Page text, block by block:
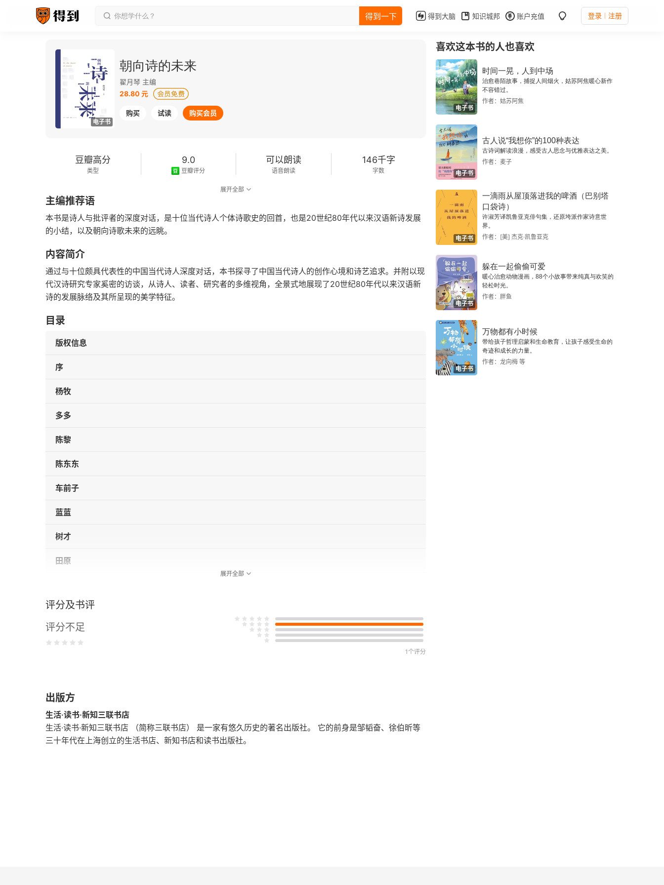
得到一下 得到大脑 知识城邦 账户充值 登录 注册
电子书
朝向诗的未来
翟月琴 主编
28.80 元
购买 试读 购买会员
豆瓣高分
类型
9.0
豆瓣评分
可以朗读
语音朗读
146千字
字数
发行日期
展开全部
主编推荐语
本书是诗人与批评者的深度对话，是十位当代诗人个体诗歌史的回首，也是20世纪80年代以来汉语新诗发展
的小结，以及朝向诗歌未来的远眺。
内容简介
通过与十位颇具代表性的中国当代诗人深度对话，本书探寻了中国当代诗人的创作心境和诗艺追求。并附以现
代汉诗研究专家奚密的访谈，从诗人、读者、研究者的多维视角，全景式地展现了20世纪80年代以来汉语新
诗的发展脉络及其所呈现的美学特征。
目录
版权信息
序
杨牧
多多
陈黎
陈东东
车前子
蓝蓝
树才
田原
周瓒
附录奚密现代汉诗：作为新的美学典范
展开全部
评分及书评
评分不足
1个评分
出版方
生活·读书·新知三联书店
生活·读书·新知三联书店 （简称三联书店） 是一家有悠久历史的著名出版社。 它的前身是邹韬奋、徐伯昕等
三十年代在上海创立的生活书店、新知书店和读书出版社。
喜欢这本书的人也喜欢
电子书
时间一晃，人到中场
治愈巷陌故事，捕捉人间烟火，姑苏阿焦暖心新作
不容错过。
作者：姑苏阿焦
电子书
古人说“我想你”的100种表达
古诗词解读浪漫，感受古人思念与优雅表达之美。
作者：麦子
电子书
一滴雨从屋顶落进我的啤酒（巴别塔
口袋诗）
许淑芳译凯鲁亚克俳句集，还原垮派作家诗意世
界。
作者：[美] 杰克·凯鲁亚克
电子书
躲在一起偷偷可爱
暖心治愈动物漫画，88个小故事带来纯真与欢笑的
轻松时光。
作者：胖鱼
电子书
万物都有小时候
带给孩子哲理启蒙和生命教育，让孩子感受生命的
奇迹和成长的力量。
作者：龙向梅 等